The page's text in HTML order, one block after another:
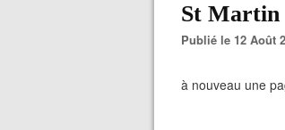
St Martin
Publié le 12 Août
à nouveau une